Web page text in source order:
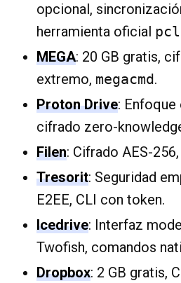
opcional,
herramienta oficial
MEGA: 20 GB gratis,
extremo, megacmd.
Proton Drive: Enfoque
cifrado zero-
Filen: Cifrado AES-256,
Tresorit: Seguridad
E2EE, CLI con token.
Icedrive: Interfaz
Twofish, comandos
Dropbox: 2 GB gratis,